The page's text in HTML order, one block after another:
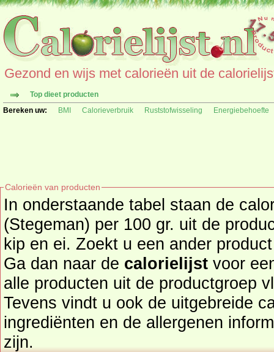
Gezond en wijs met calorieën uit de
Top dieet producten
Bereken uw:
BMI Calorieverbruik Ruststofwisseling Energiebehoefte
Calorieën van producten
In onderstaande tabel staan de
(Stegeman) per 100 gr. uit de
kip en ei. Zoekt u een ander product en de calorieën daarvan?
Ga dan naar de calorielijst voor een
alle producten uit de productgroep
Tevens vindt u ook de uitgebreide
ingrediënten en de allergenen
zijn.